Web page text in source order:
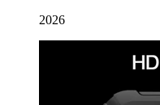
2026